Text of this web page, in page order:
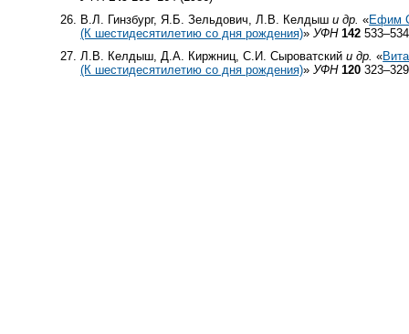
В.Л. Гинзбург, Я.Б. Зельдович, Л.В. Келдыши др. «Ефим
(К шестидесятилетию со дня рождения)»УФН 142
Л.В. Келдыш, Д.А. Киржниц, С.И. Сыроватскийи др. «
(К шестидесятилетию со дня рождения)»УФН 120